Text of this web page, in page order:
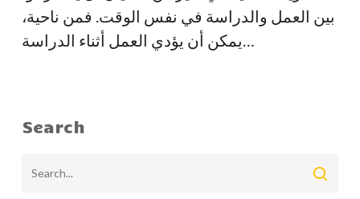
بين العمل والدراسة في نفس الوقت. فمن ناحية،
Search